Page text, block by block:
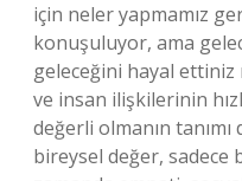
için neler yapmamız
konuşuluyor, ama
geleceğini hayal
ve insan ilişkilerinin
değerli olmanın
bireysel değer, sadece